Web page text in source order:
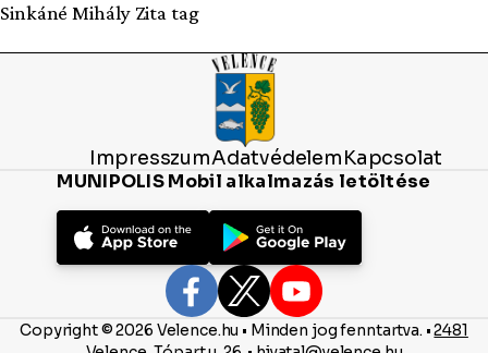
Sinkáné Mihály Zita tag
ImpresszumAdatvédelemKapcsolat
MUNIPOLIS Mobil alkalmazás letöltése
Copyright © 2026 Velence.hu • Minden jog fenntartva. •2481